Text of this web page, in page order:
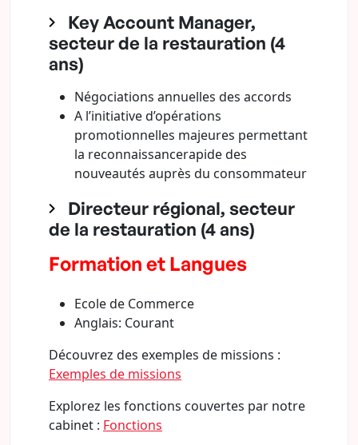
Key Account Manager,
secteur de la restauration (4
ans)
Négociations annuelles des accords
A l’initiative d’opérations
promotionnelles majeures permettant
la reconnaissancerapide des
nouveautés auprès du consommateur
Directeur régional, secteur
de la restauration (4 ans)
Formation et Langues
Ecole de Commerce
Anglais: Courant
Découvrez des exemples de missions :
Exemples de missions
Explorez les fonctions couvertes par notre
cabinet : Fonctions